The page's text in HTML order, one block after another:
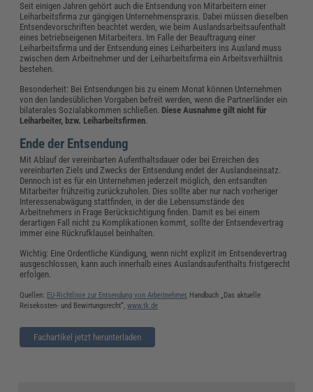
Seit einigen Jahren gehört auch die Entsendung von Mitarbeitern einer
Leiharbeitsfirma zur gängigen Unternehmenspraxis. Dabei müssen dieselben
Entsendevorschriften beachtet werden, wie beim Auslandsarbeitsaufenthalt
eines betriebseigenen Mitarbeiters. Im Falle der Beauftragung einer
Leiharbeitsfirma und der Entsendung eines Leiharbeiters ins Ausland muss
zwischen dem Arbeitnehmer und der Leiharbeitsfirma ein Arbeitsverhältnis
bestehen.
Besonderheit: Bei Entsendungen bis zu einem Monat können Unternehmen
von den landesüblichen Vorgaben befreit werden, wenn die Partnerländer ein
bilaterales Sozialabkommen schließen. Diese Ausnahme gilt nicht für
Leiharbeiter, bzw. Leiharbeitsfirmen.
Ende der Entsendung
Mit Ablauf der vereinbarten Aufenthaltsdauer oder bei Erreichen des
vereinbarten Ziels und Zwecks der Entsendung endet der Auslandseinsatz.
Dennoch ist es für ein Unternehmen jederzeit möglich, den entsandten
Mitarbeiter frühzeitig zurückzuholen. Dies sollte aber nur nach vorheriger
Interessenabwägung stattfinden, in der die Lebensumstände des
Arbeitnehmers in Frage Berücksichtigung finden. Damit es bei einem
derartigen Fall nicht zu Komplikationen kommt, sollte der Entsendevertrag
immer eine Rückrufklausel beinhalten.
Wichtig: Eine Ordentliche Kündigung, wenn nicht explizit im Entsendevertrag
ausgeschlossen, kann auch innerhalb eines Auslandsaufenthalts fristgerecht
erfolgen.
Quellen: EU-Richtlinie zur Entsendung von Arbeitnehmer, Handbuch „Das aktuelle
Reisekosten- und Bewirtungsrecht“,www.tk.de
Fachartikel jetzt herunterladen